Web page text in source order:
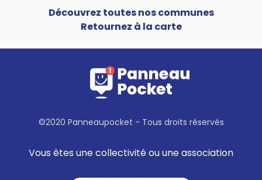
Découvrez toutes nos communes
Retournez à la carte
©2020 Panneaupocket - Tous droits réservés
Vous êtes une collectivité ou une association